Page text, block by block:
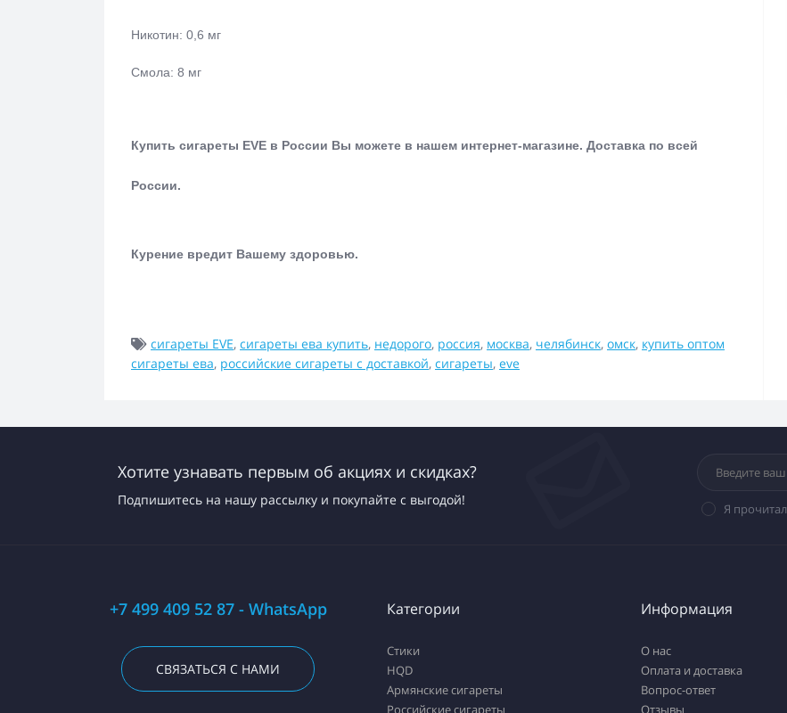
Никотин: 0,6 мг
Смола: 8 мг
Купить сигареты EVE в России Вы можете в нашем интернет-магазине. Доставка по всей
России.
Курение вредит Вашему здоровью.
сигареты EVE, сигареты ева купить, недорого, россия, москва, челябинск, омск, купить оптом
сигареты ева, российские сигареты с доставкой, сигареты, eve
Хотите узнавать первым об акциях и скидках?
Подпишитесь на нашу рассылку и покупайте с выгодой!
Я прочитал
+7 499 409 52 87 - WhatsApp
СВЯЗАТЬСЯ С НАМИ
Категории
Стики
HQD
Армянские сигареты
Российские сигареты
Информация
О нас
Оплата и доставка
Вопрос-ответ
Отзывы